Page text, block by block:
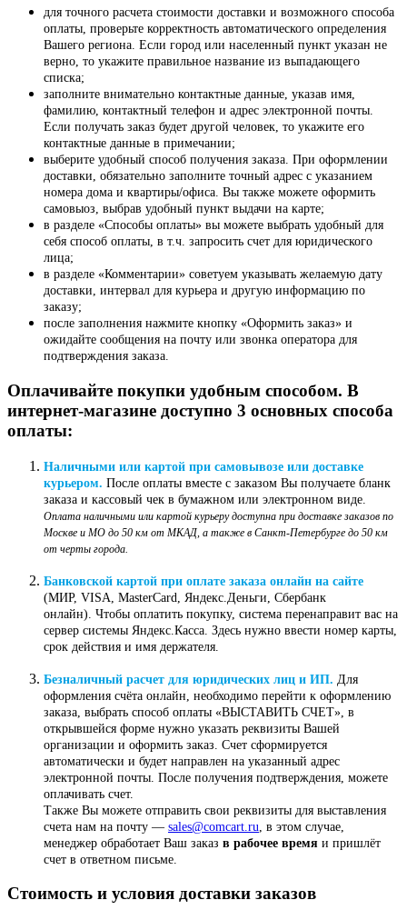
для точного расчета стоимости доставки и возможного способа
оплаты, проверьте корректность автоматического определения
Вашего региона. Если город или населенный пункт указан не
верно, то укажите правильное название из выпадающего
списка;
заполните внимательно контактные данные, указав имя,
фамилию, контактный телефон и адрес электронной почты.
Если получать заказ будет другой человек, то укажите его
контактные данные в примечании;
выберите удобный способ получения заказа. При оформлении
доставки, обязательно заполните точный адрес с указанием
номера дома и квартиры/офиса. Вы также можете оформить
самовыоз, выбрав удобный пункт выдачи на карте;
в разделе «Способы оплаты» вы можете выбрать удобный для
себя способ оплаты, в т.ч. запросить счет для юридического
лица;
в разделе «Комментарии» советуем указывать желаемую дату
доставки, интервал для курьера и другую информацию по
заказу;
после заполнения нажмите кнопку «Оформить заказ» и
ожидайте сообщения на почту или звонка оператора для
подтверждения заказа.
Оплачивайте покупки удобным способом. В
интернет-магазине доступно 3 основных способа
оплаты:
Наличными или картой при самовывозе или доставке
курьером. После оплаты вместе с заказом Вы получаете бланк
заказа и кассовый чек в бумажном или электронном виде.
Оплата наличными или картой курьеру доступна при доставке заказов по
Москве и МО до 50 км от МКАД, а также в Санкт-Петербурге до 50 км
от черты города.
Банковской картой при оплате заказа онлайн на сайте
(МИР, VISA, MasterCard, Яндекс.Деньги, Сбербанк
онлайн). Чтобы оплатить покупку, система перенаправит вас на
сервер системы Яндекс.Касса. Здесь нужно ввести номер карты,
срок действия и имя держателя.
Безналичный расчет для юридических лиц и ИП. Для
оформления счёта онлайн, необходимо перейти к оформлению
заказа, выбрать способ оплаты «ВЫСТАВИТЬ СЧЕТ», в
открывшейся форме нужно указать реквизиты Вашей
организации и оформить заказ. Счет сформируется
автоматически и будет направлен на указанный адрес
электронной почты. После получения подтверждения, можете
оплачивать счет.
Также Вы можете отправить свои реквизиты для выставления
счета нам на почту — sales@comcart.ru , в этом случае,
менеджер обработает Ваш заказ в рабочее время и пришлёт
счет в ответном письме.
Стоимость и условия доставки заказов